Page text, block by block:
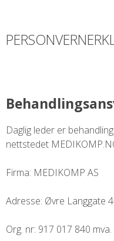
Daglig leder er
nettstedet
Firma: MEDIKOMP AS
Adresse: Øvre Langgate
Org. nr: 917 017 840 mva.